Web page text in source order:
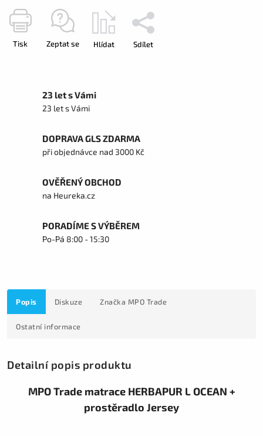
Tisk Zeptat se Hlídat Sdílet
23 let s Vámi
23 let s Vámi
DOPRAVA GLS ZDARMA
při objednávce nad 3000 Kč
OVĚŘENÝ OBCHOD
na Heureka.cz
PORADÍME S VÝBĚREM
Po-Pá 8:00 - 15:30
Popis Diskuze Značka MPO Trade
Ostatní informace
Detailní popis produktu
MPO Trade matrace HERBAPUR L OCEAN +
prostěradlo Jersey